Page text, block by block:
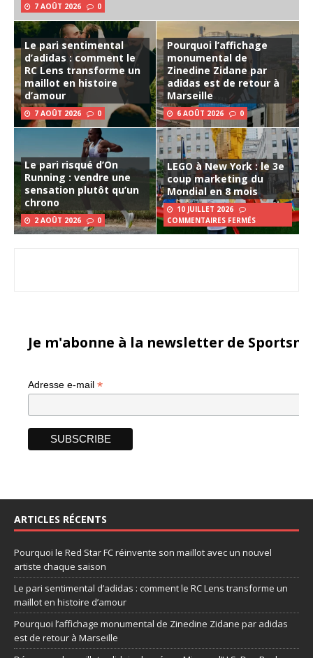
7 AOÛT 2026 0
Le pari sentimental
d’adidas : comment le
RC Lens transforme un
maillot en histoire
d’amour
7 AOÛT 2026 0
Pourquoi l’affichage
monumental de
Zinedine Zidane par
adidas est de retour à
Marseille
6 AOÛT 2026 0
Le pari risqué d’On
Running : vendre une
sensation plutôt qu’un
chrono
2 AOÛT 2026 0
LEGO à New York : le 3e
coup marketing du
Mondial en 8 mois
10 JUILLET 2026
COMMENTAIRES FERMÉS
Je m'abonne à la newsletter de
Adresse e-mail *
ARTICLES RÉCENTS
Pourquoi le Red Star FC réinvente son maillot avec un nouvel
artiste chaque saison
Le pari sentimental d’adidas : comment le RC Lens transforme un
maillot en histoire d’amour
Pourquoi l’affichage monumental de Zinedine Zidane par adidas
est de retour à Marseille